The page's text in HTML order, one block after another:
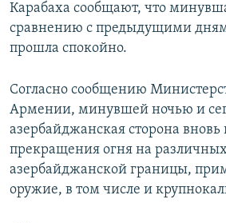
Карабаха сообщают, что
сравнению с предыдущими
прошла спокойно.
Согласно сообщению
Армении, минувшей ночью и
азербайджанская сторона
прекращения огня на
азербайджанской границы,
оружие, в том числе и